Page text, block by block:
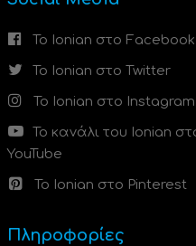
Το Ionian στο Facebook
Το Ionian στο Twitter
Το Ionian στο Instagram
Το κανάλι του Ionian
YouTube
Το Ionian στο Pinterest
Πληροφορίες